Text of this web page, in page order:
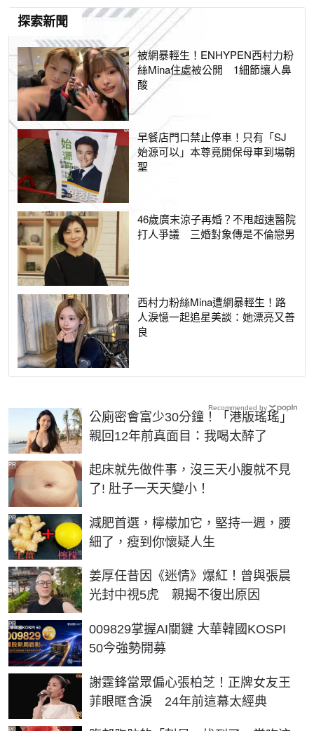
探索新聞
被網暴輕生！ENHYPEN西村力粉
絲Mina住處被公開 1細節讓人鼻
酸
早餐店門口禁止停車！只有「SJ
始源可以」本尊竟開保母車到場朝
聖
46歲廣末涼子再婚？不甩超速醫院
打人爭議 三婚對象傳是不倫戀男
西村力粉絲Mina遭網暴輕生！路
人淚憶一起追星美談：她漂亮又善
良
公廁密會富少30分鐘！「港版瑤瑤」
親回12年前真面目：我喝太醉了
起床就先做件事，沒三天小腹就不見
了! 肚子一天天變小！
PR
減肥首選，檸檬加它，堅持一週，腰
細了，瘦到你懷疑人生
PR
姜厚任昔因《迷情》爆紅！曾與張晨
光封中視5虎 親揭不復出原因
009829掌握AI關鍵 大華韓國KOSPI
50今強勢開募
PR
謝霆鋒當眾偏心張柏芝！正牌女友王
菲眼眶含淚 24年前這幕太經典
Recommended by